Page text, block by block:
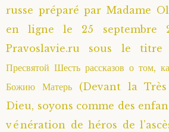
Saint Sophrony l’Athonite
Sainte Xenia
Sainte Matrone de Moscou
Staritsa Marie Makovkine
Natalia de Vyritsa
Staritsa Anastasia
Archimandrite Lazare
Geronda Arsenios le
Gerondissa Makrina
Archimandrite Nathanaël
russe préparé par Madame
en ligne le 25 septembre
Pravoslavie.ru sous le titre
Пресвятой Шесть рассказов о том,
Божию Матерь (Devant la
Dieu, soyons comme des
vénération de héros de